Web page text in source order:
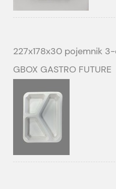
227x178x30 pojemnik
GBOX GASTRO FUTURE